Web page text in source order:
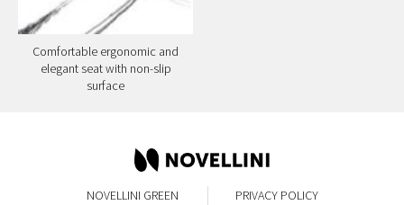
Comfortable ergonomic and
elegant seat with non-slip
surface
NOVELLINI GREEN PRIVACY POLICY